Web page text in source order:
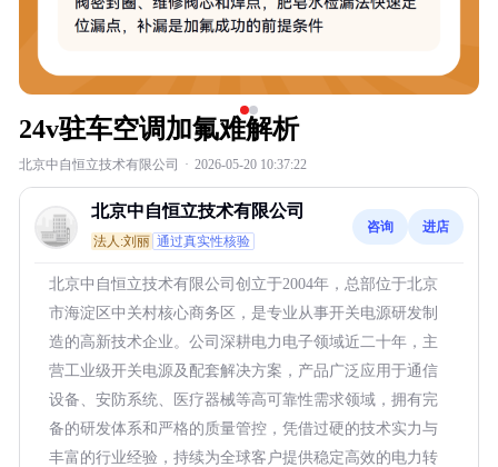
24v驻车空调加氟难解析
北京中自恒立技术有限公司 · 2026-05-20 10:37:22
北京中自恒立技术有限公司
法人:刘丽 通过真实性核验
咨询 进店
北京中自恒立技术有限公司创立于2004年，总部位于北京
市海淀区中关村核心商务区，是专业从事开关电源研发制
造的高新技术企业。公司深耕电力电子领域近二十年，主
营工业级开关电源及配套解决方案，产品广泛应用于通信
设备、安防系统、医疗器械等高可靠性需求领域，拥有完
备的研发体系和严格的质量管控，凭借过硬的技术实力与
丰富的行业经验，持续为全球客户提供稳定高效的电力转